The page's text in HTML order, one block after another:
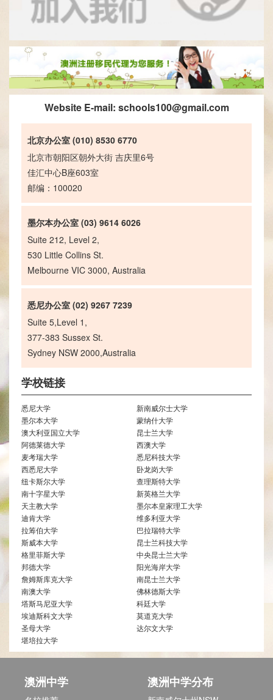
Website E-mail: schools100@gmail.com
北京办公室 (010) 8530 6770
北京市朝阳区朝外大街 吉庆里6号
佳汇中心B座603室
邮编：100020
墨尔本办公室 (03) 9614 6026
Suite 212, Level 2,
530 Little Collins St.
Melbourne VIC 3000, Australia
悉尼办公室 (02) 9267 7239
Suite 5,Level 1,
377-383 Sussex St.
Sydney NSW 2000,Australia
学校链接
悉尼大学
新南威尔士大学
墨尔本大学
蒙纳什大学
澳大利亚国立大学
昆士兰大学
阿德莱德大学
西澳大学
麦考瑞大学
悉尼科技大学
西悉尼大学
卧龙岗大学
纽卡斯尔大学
查理斯特大学
南十字星大学
新英格兰大学
天主教大学
墨尔本皇家理工大学
迪肯大学
维多利亚大学
拉筹伯大学
巴拉瑞特大学
斯威本大学
昆士兰科技大学
格里菲斯大学
中央昆士兰大学
邦德大学
阳光海岸大学
詹姆斯库克大学
南昆士兰大学
南澳大学
佛林德斯大学
塔斯马尼亚大学
科廷大学
埃迪斯科文大学
莫道克大学
圣母大学
达尔文大学
堪培拉大学
澳洲中学 澳洲中学分布